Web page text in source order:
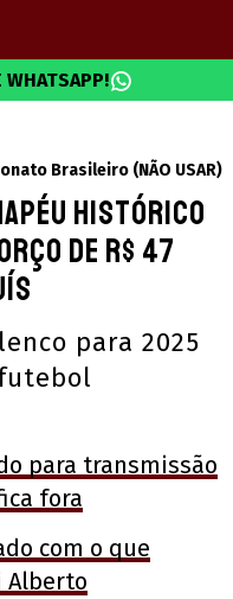
WHATSAPP!
Brasileiro (NÃO USAR)
histórico
de R$ 47
para 2025
para transmissão
fora
com o que
Alberto